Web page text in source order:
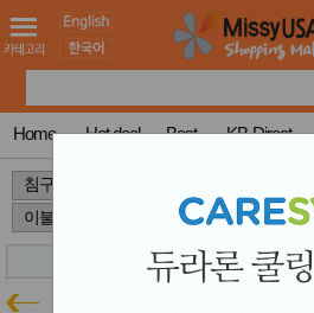
도 어린이
청소년
컬러링
북
한국학
습지
미국학
습지
국 송
MissyShop
Login
Home Hot deal Best KB-Direct